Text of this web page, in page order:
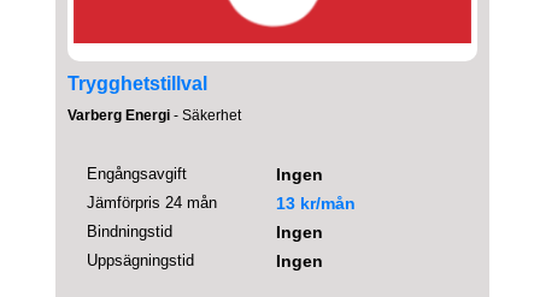
Trygghetstillval
Varberg Energi - Säkerhet
Engångsavgift Ingen
Jämförpris 24 mån 13 kr/mån
Bindningstid Ingen
Uppsägningstid Ingen